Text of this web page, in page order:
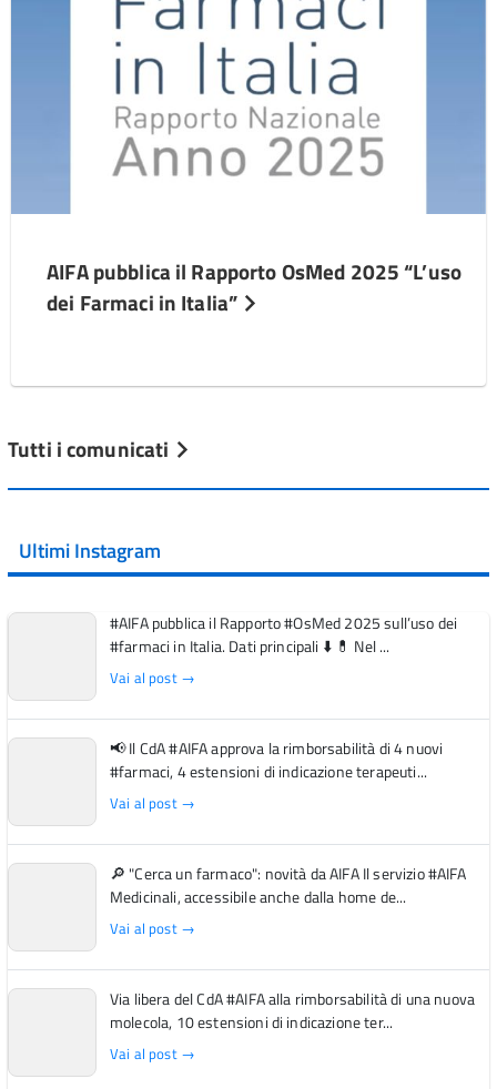
AIFA pubblica il Rapporto OsMed 2025 “L’uso
dei Farmaci in Italia”
Tutti i comunicati
Ultimi Instagram
#AIFA pubblica il Rapporto #OsMed 2025 sull’uso dei
#farmaci in Italia. Dati principali ⬇️ 💊 Nel ...
Vai al post →
📢 Il CdA #AIFA approva la rimborsabilità di 4 nuovi
#farmaci, 4 estensioni di indicazione terapeuti...
Vai al post →
🔎 "Cerca un farmaco": novità da AIFA Il servizio #AIFA
Medicinali, accessibile anche dalla home de...
Vai al post →
Via libera del CdA #AIFA alla rimborsabilità di una nuova
molecola, 10 estensioni di indicazione ter...
Vai al post →